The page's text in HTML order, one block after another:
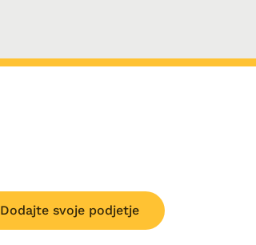
Dodajte svoje podjetje